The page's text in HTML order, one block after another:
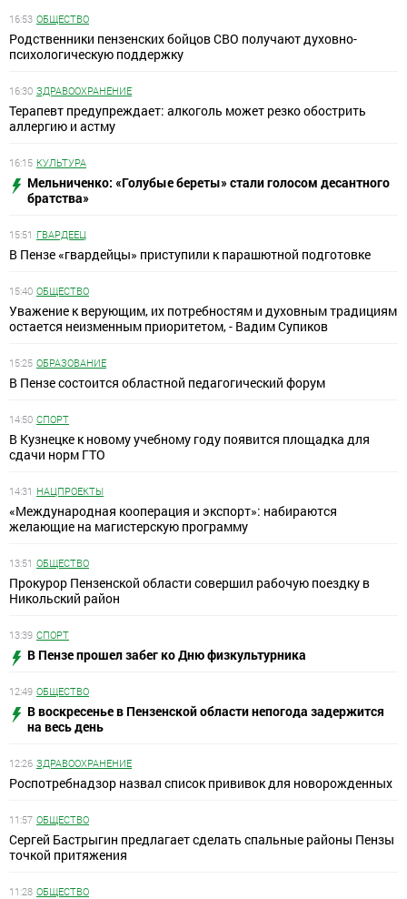
16:53 ОБЩЕСТВО
Родственники пензенских бойцов СВО получают духовно-
психологическую поддержку
16:30 ЗДРАВООХРАНЕНИЕ
Терапевт предупреждает: алкоголь может резко обострить
аллергию и астму
16:15 КУЛЬТУРА
Мельниченко: «Голубые береты» стали голосом десантного
братства»
15:51 ГВАРДЕЕЦ
В Пензе «гвардейцы» приступили к парашютной подготовке
15:40 ОБЩЕСТВО
Уважение к верующим, их потребностям и духовным традициям
остается неизменным приоритетом, - Вадим Супиков
15:25 ОБРАЗОВАНИЕ
В Пензе состоится областной педагогический форум
14:50 СПОРТ
В Кузнецке к новому учебному году появится площадка для
сдачи норм ГТО
14:31 НАЦПРОЕКТЫ
«Международная кооперация и экспорт»: набираются
желающие на магистерскую программу
13:51 ОБЩЕСТВО
Прокурор Пензенской области совершил рабочую поездку в
Никольский район
13:39 СПОРТ
В Пензе прошел забег ко Дню физкультурника
12:49 ОБЩЕСТВО
В воскресенье в Пензенской области непогода задержится
на весь день
12:26 ЗДРАВООХРАНЕНИЕ
Роспотребнадзор назвал список прививок для новорожденных
11:57 ОБЩЕСТВО
Сергей Бастрыгин предлагает сделать спальные районы Пензы
точкой притяжения
11:28 ОБЩЕСТВО